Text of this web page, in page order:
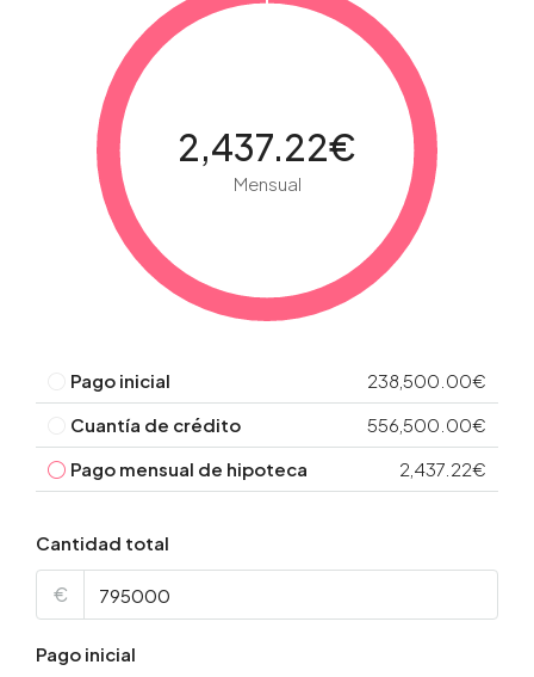
2,437.22€
Mensual
Pago inicial
238,500.00€
Cuantía de crédito
556,500.00€
Pago mensual de hipoteca
2,437.22€
Cantidad total
€
Pago inicial